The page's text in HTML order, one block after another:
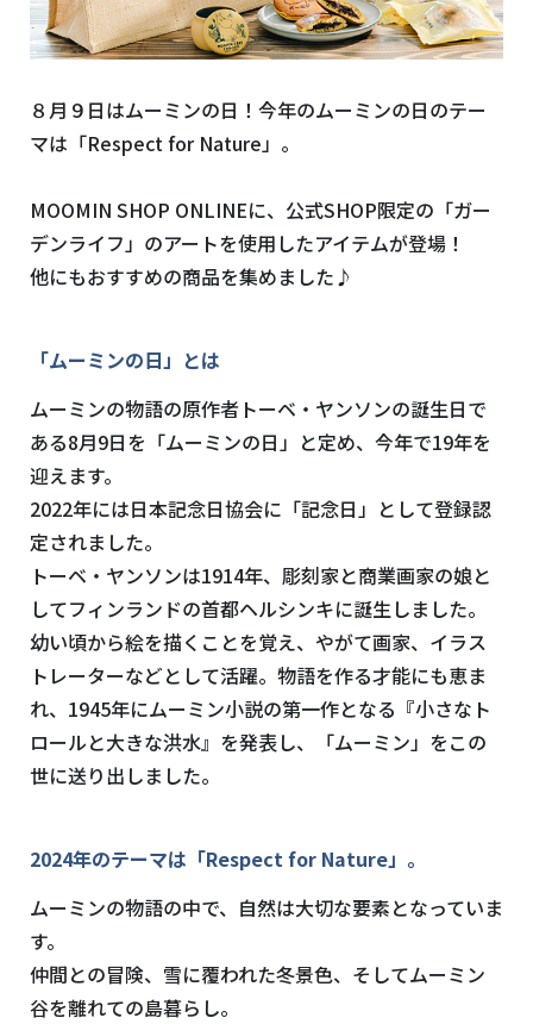
８月９日はムーミンの日！今年のムーミンの日のテー
マは「Respect for Nature」。
MOOMIN SHOP ONLINEに、公式SHOP限定の「ガー
デンライフ」のアートを使用したアイテムが登場！
他にもおすすめの商品を集めました♪
「ムーミンの日」とは
ムーミンの物語の原作者トーベ・ヤンソンの誕生日で
ある8月9日を「ムーミンの日」と定め、今年で19年を
迎えます。
2022年には日本記念日協会に「記念日」として登録認
定されました。
トーベ・ヤンソンは1914年、彫刻家と商業画家の娘と
してフィンランドの首都ヘルシンキに誕生しました。
幼い頃から絵を描くことを覚え、やがて画家、イラス
トレーターなどとして活躍。物語を作る才能にも恵ま
れ、1945年にムーミン小説の第一作となる『小さなト
ロールと大きな洪水』を発表し、「ムーミン」をこの
世に送り出しました。
2024年のテーマは「Respect for Nature」。
ムーミンの物語の中で、自然は大切な要素となっていま
す。
仲間との冒険、雪に覆われた冬景色、そしてムーミン
谷を離れての島暮らし。